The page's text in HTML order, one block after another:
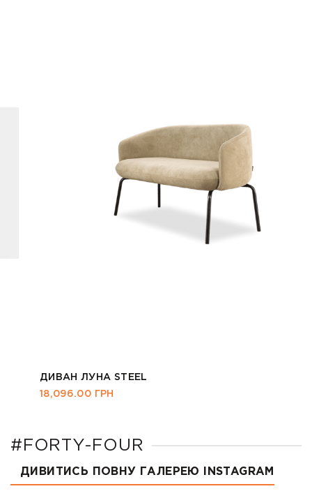
ДИВАН ЛУНА STEEL
18,096.00ГРН
#FORTY-FOUR
ДИВИТИСЬ ПОВНУ ГАЛЕРЕЮ INSTAGRAM